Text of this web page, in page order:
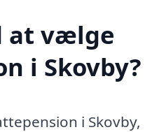
at vælge
i Skovby?
i Skovby,